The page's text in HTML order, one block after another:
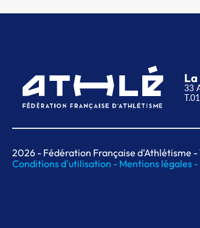
33
2026 - Fédération Française d'Athlétisme -
Conditions d'utilisation - Mentions légales -